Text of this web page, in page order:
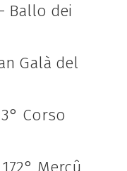
Ballo dei
Galà del
Corso
Mercû